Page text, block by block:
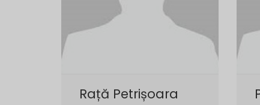
Rață Petrișoara